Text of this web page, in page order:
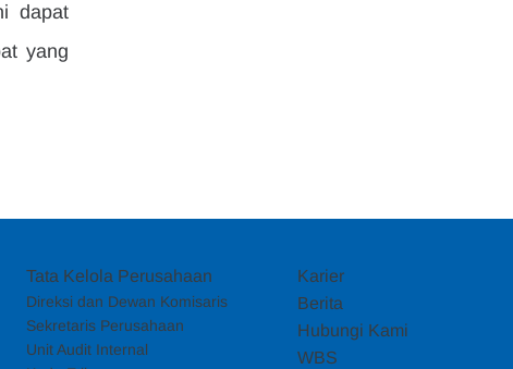
dapat
yang
Karier
Berita
Hubungi Kami
WBS
Direksi dan Dewan Komisaris
Sekretaris Perusahaan
Unit Audit Internal
Tata Kelola Perusahaan